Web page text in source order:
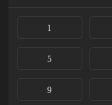
1
5
9